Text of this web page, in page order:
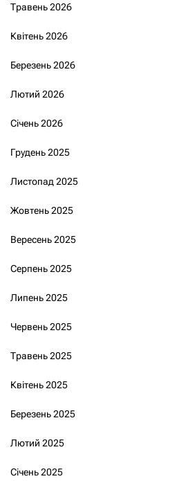
Травень 2026
Квітень 2026
Березень 2026
Лютий 2026
Січень 2026
Грудень 2025
Листопад 2025
Жовтень 2025
Вересень 2025
Серпень 2025
Липень 2025
Червень 2025
Травень 2025
Квітень 2025
Березень 2025
Лютий 2025
Січень 2025